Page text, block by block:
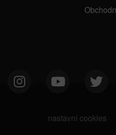
nastavní cookies